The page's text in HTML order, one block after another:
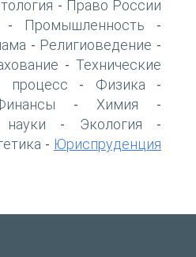
- Право России
- Промышленность -
- Религиоведение -
- Технические
процесс - Физика -
- Химия -
- Экология -
- Юриспруденция